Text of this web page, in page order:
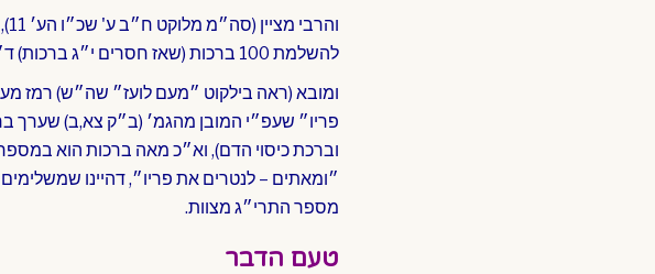
להשלמת 100 ברכות (שאז חסרים י״ג ברכות) ד״צריך למלאותם בפירות ומיני בשמים״, אלא אף ביום התענית.
ומובא (ראה בילקוט ״מעם לועז״ שה״ש) רמז
פריו״ שעפ״י המובן מהגמ׳ (ב״ק צא,ב) שערך
״ומאתים – לנטרים את פריו״, דהיינו
מספר התרי״ג מצוות.
טעם הדבר